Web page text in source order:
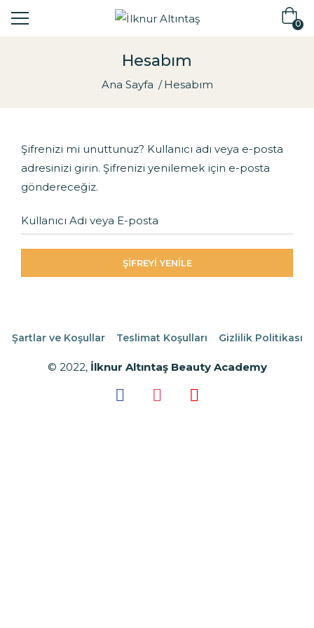
0
Hesabım
Ana Sayfa Hesabım
Şifrenizi mi unuttunuz? Kullanıcı adı veya e-posta
adresinizi girin. Şifrenizi yenilemek için e-posta
göndereceğiz.
ŞIFREYI YENILE
Şartlar ve Koşullar Teslimat Koşulları Gizlilik Politikası
© 2022, İlknur Altıntaş Beauty Academy